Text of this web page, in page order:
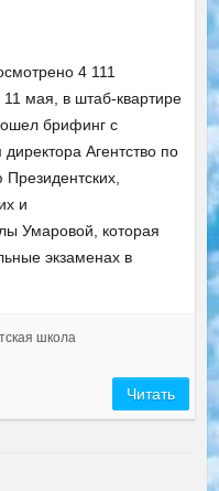
4 111
11 мая, в штаб-квартире
брифинг с
директора Агентство по
Президентских,
и
Умаровой, которая
экзаменах в
школа
Читать